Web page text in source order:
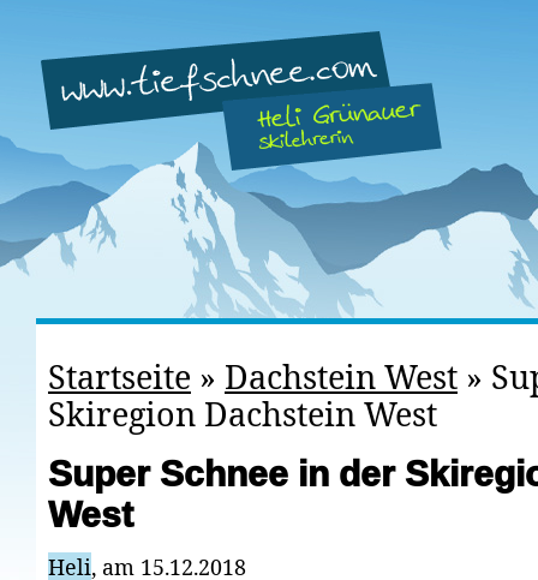
Startseite » Dachstein West »
Skiregion Dachstein West
Super Schnee in der
West
Heli, am 15.12.2018